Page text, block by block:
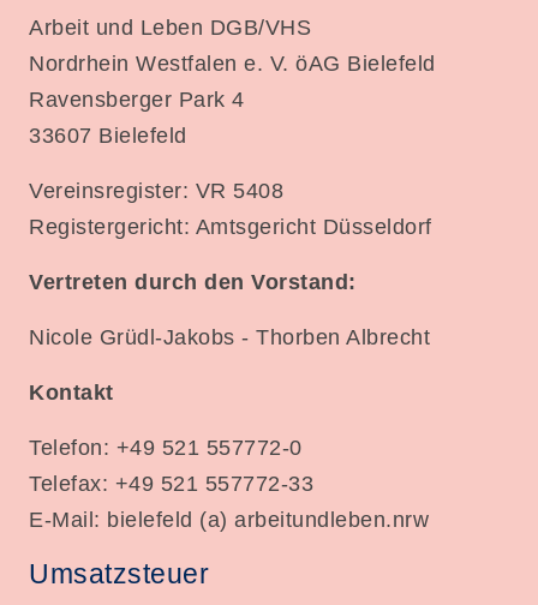
Arbeit und Leben DGB/VHS
Nordrhein Westfalen e. V. öAG Bielefeld
Ravensberger Park 4
33607 Bielefeld
Vereinsregister: VR 5408
Registergericht: Amtsgericht Düsseldorf
Vertreten durch den Vorstand:
Nicole Grüdl-Jakobs - Thorben Albrecht
Kontakt
Telefon: +49 521 557772-0
Telefax: +49 521 557772-33
E-Mail: bielefeld (a) arbeitundleben.nrw
Umsatzsteuer